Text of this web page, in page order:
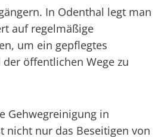
In Odenthal legt man
auf regelmäßige
um ein gepflegtes
öffentlichen Wege zu
Gehwegreinigung in
nicht nur das Beseitigen von